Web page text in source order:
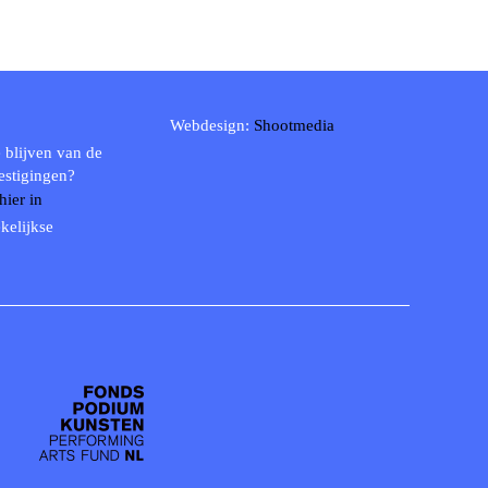
blijven van de
in
Webdesign: Shootmedia